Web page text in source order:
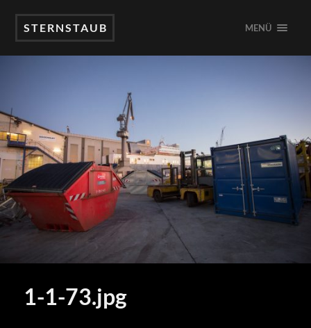
STERNSTAUB MENÜ
1-1-73.jpg